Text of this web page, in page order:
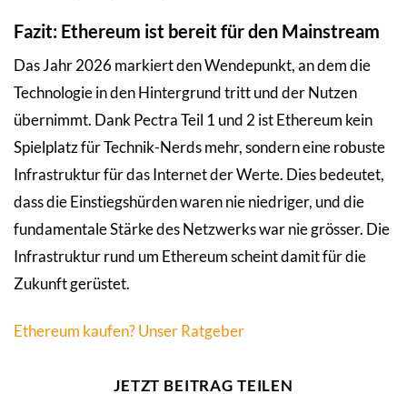
Fazit: Ethereum ist bereit für den Mainstream
Das Jahr 2026 markiert den Wendepunkt, an dem die
Technologie in den Hintergrund tritt und der Nutzen
übernimmt. Dank Pectra Teil 1 und 2 ist Ethereum kein
Spielplatz für Technik-Nerds mehr, sondern eine robuste
Infrastruktur für das Internet der Werte. Dies bedeutet,
dass die Einstiegshürden waren nie niedriger, und die
fundamentale Stärke des Netzwerks war nie grösser. Die
Infrastruktur rund um Ethereum scheint damit für die
Zukunft gerüstet.
Ethereum kaufen? Unser Ratgeber
JETZT BEITRAG TEILEN